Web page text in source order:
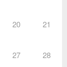
20 21
27 28